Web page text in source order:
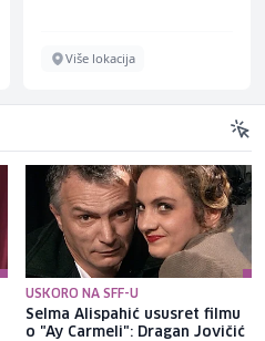
Više lokacija
USKORO NA SFF-U
Selma Alispahić ususret filmu
o "Ay Carmeli": Dragan Jovičić